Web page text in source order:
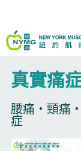
容
真實痛
腰痛・頸痛
症​